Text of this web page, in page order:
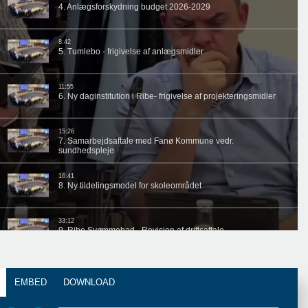
EMBED DOWNLOAD